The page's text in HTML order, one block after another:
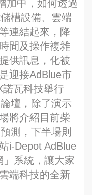
加中，如何透過
槽設備、雲端
連結起來，降
間及操作複雜
供訊息，化被
迎接AdBlue市
諾瓦科技舉行
壇，除了演示
將介紹目前柴
測，下半場則
i-Depot AdBlue
系統，讓大家
端科技的全新